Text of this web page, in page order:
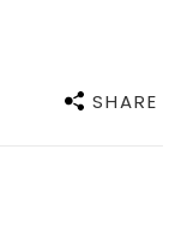
SHARE